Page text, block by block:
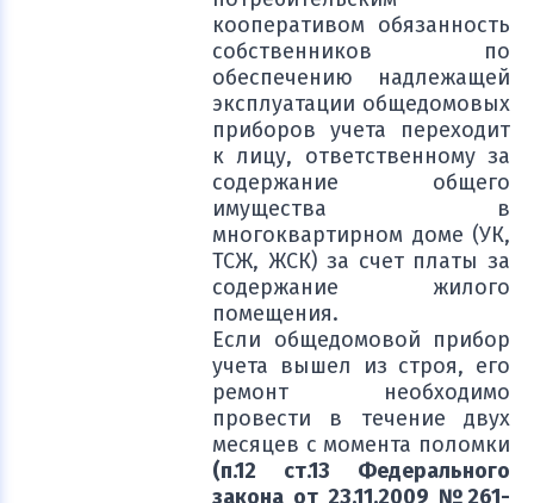
кооперативом обязанность
собственников по
обеспечению надлежащей
эксплуатации общедомовых
приборов учета переходит
к лицу, ответственному за
содержание общего
имущества в
многоквартирном доме (УК,
ТСЖ, ЖСК) за счет платы за
содержание жилого
помещения.
Если общедомовой прибор
учета вышел из строя, его
ремонт необходимо
провести в течение двух
месяцев с момента поломки
(п.12 ст.13 Федерального
закона от 23.11.2009 №261-